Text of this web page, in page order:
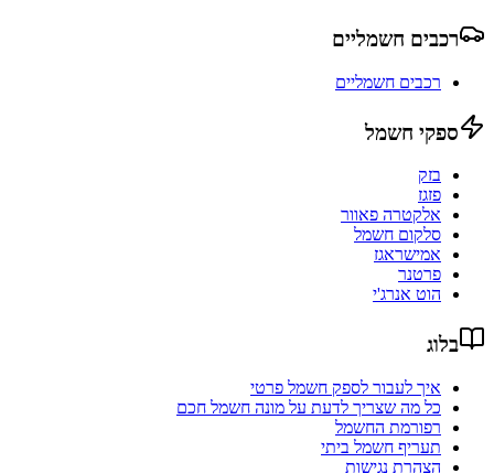
רכבים חשמליים
רכבים חשמליים
ספקי חשמל
בזק
פזגז
אלקטרה פאוור
סלקום חשמל
אמישראגז
פרטנר
הוט אנרג'י
בלוג
איך לעבור לספק חשמל פרטי
כל מה שצריך לדעת על מונה חשמל חכם
רפורמת החשמל
תעריף חשמל ביתי
הצהרת נגישות